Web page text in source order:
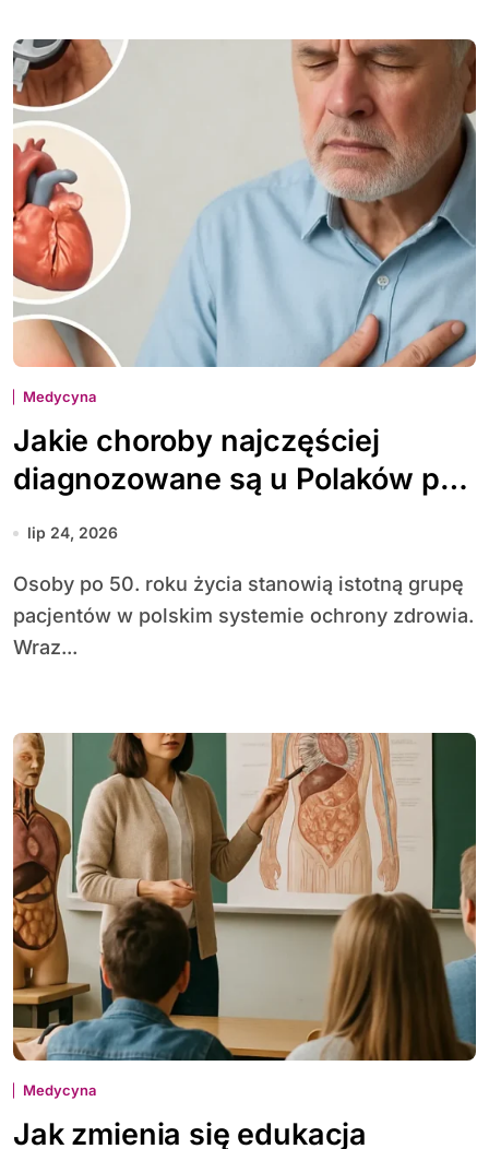
Medycyna
Jakie choroby najczęściej
diagnozowane są u Polaków po
50. roku życia
lip 24, 2026
Osoby po 50. roku życia stanowią istotną grupę
pacjentów w polskim systemie ochrony zdrowia.
Wraz...
Medycyna
Jak zmienia się edukacja